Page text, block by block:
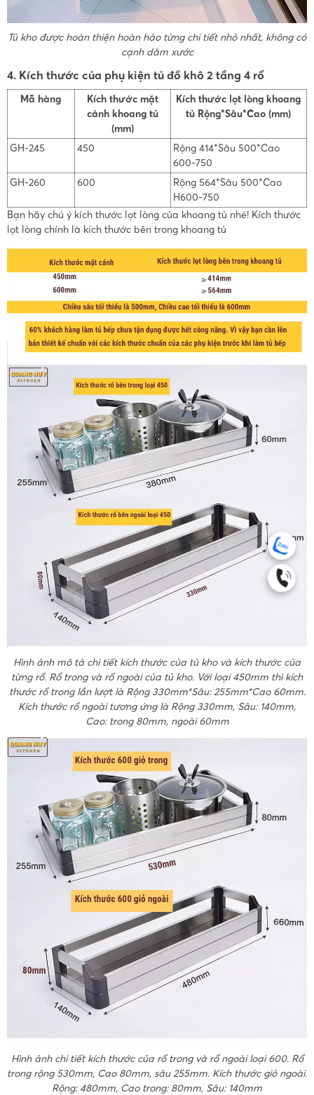
Tủ kho được hoàn thiện hoàn hảo từng chi tiết nhỏ nhất, không có
cạnh dăm xước
4. Kích thước của phụ kiện tủ đồ khô 2 tầng 4 rổ
Mã hàng
Kích thước mặt
cánh khoang tủ
(mm)
Kích thước lọt lòng khoang
tủ Rộng*Sâu*Cao (mm)
GH-245 450
Rộng 414*Sâu 500*Cao
600-750
GH-260
600
Rộng 564*Sâu 500*Cao
H600-750
Bạn hãy chú ý kích thước lọt lòng của khoang tủ nhé! Kích thước
lọt lòng chính là kích thước bên trong khoang tủ
Hình ảnh mô tả chi tiết kích thước của tủ kho và kích thước của
từng rổ. Rổ trong và rổ ngoài của tủ kho. Với loại 450mm thì kích
thước rổ trong lần lượt là Rộng 330mm*Sâu: 255mm*Cao 60mm.
Kích thước rổ ngoài tương ứng là Rộng 330mm, Sâu: 140mm,
Cao: trong 80mm, ngoài 60mm
Hình ảnh chi tiết kích thước của rổ trong và rổ ngoài loại 600. Rổ
trong rộng 530mm, Cao 80mm, sâu 255mm. Kích thước giỏ ngoài.
Rộng: 480mm, Cao trong: 80mm, Sâu: 140mm